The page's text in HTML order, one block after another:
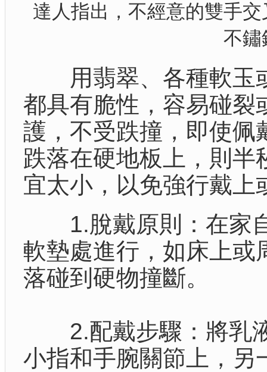
達人指出，不經意的雙手
不鏽
用翡翠、各種軟玉或
都具有脆性，容易碰裂
護，不受跌撞，即使佩
跌落在硬地板上，則半
宜太小，以免強行戴上
1.脫戴原則：在家自
軟墊處進行，如床上或
落碰到硬物撞斷。
2.配戴步驟：將乳液
小指和手腕關節上，另